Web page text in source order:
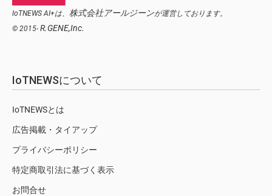
IoTNEWS AI+は、 株式会社アールジーンが運営しております。
© 2015- R.GENE,Inc.
IoTNEWSについて
IoTNEWSとは
広告掲載・タイアップ
プライバシーポリシー
特定商取引法に基づく表示
お問合せ